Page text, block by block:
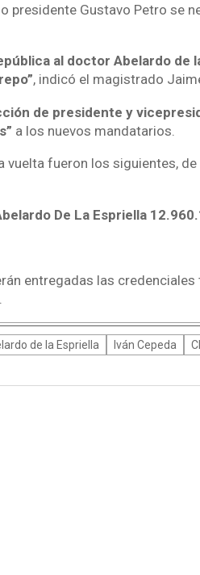
presidente Gustavo Petro se
al doctor Abelardo de
, indicó el magistrado
de presidente y
a los nuevos mandatarios.
vuelta fueron los siguientes,
De La Espriella
entregadas las
de la Espriella Iván Cepeda